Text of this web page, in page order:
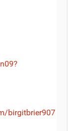
birgitbrier907